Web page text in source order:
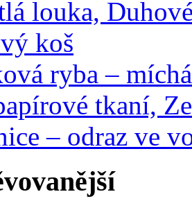
louka,
koš
ryba –
tkaní,
– odraz ve